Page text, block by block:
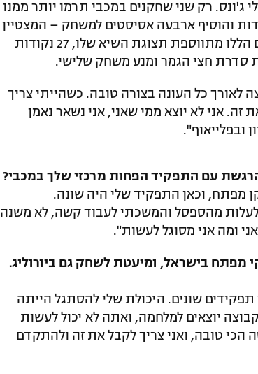
ג'ונס. רק שני שחקנים במכבי תרמו יותר ממנו
נגד גלבוע/גליל, שבה קלע 10.6 נקודות והוסיף ארבעה אסיסטים למשחק – המצטיין
סקוטי ווילבקין והפורוורד אנג'לו קלויארו. לנתונים הללו מתווספת תצוגת השיא שלו, 27 נקודות
סדרת חצי הגמר ומנע משחק שלישי.
לאורך כל העונה בצורה טובה. כשהייתי צריך
אני לא יוצא ממי שאני, אני נשאר נאמן
הרגשת עם התפקיד הפחות מרכזי שלך במכבי?
מפתח, וכאן התפקיד שלי היה שונה.
מהספסל והמשכתי לעבוד קשה, לא משנה
ומה אני מסוגל לעשות".
בישראל, ומיעטת לשחק גם ביורוליג.
שונים. היכולת שלי להסתגל הייתה
יוצאים למלחמה, ואתה לא יכול לעשות
טובה, ואני צריך לקבל את זה ולהתקדם